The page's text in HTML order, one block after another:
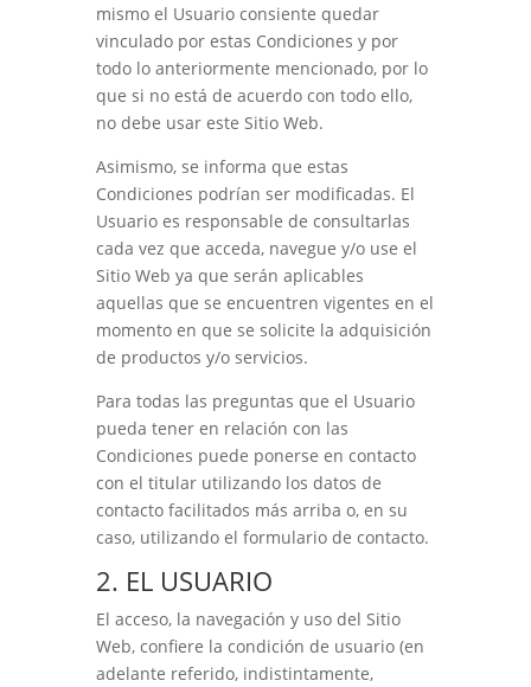
mismo el Usuario consiente quedar
vinculado por estas Condiciones y por
todo lo anteriormente mencionado, por lo
que si no está de acuerdo con todo ello,
no debe usar este Sitio Web.
Asimismo, se informa que estas
Condiciones podrían ser modificadas. El
Usuario es responsable de consultarlas
cada vez que acceda, navegue y/o use el
Sitio Web ya que serán aplicables
aquellas que se encuentren vigentes en el
momento en que se solicite la adquisición
de productos y/o servicios.
Para todas las preguntas que el Usuario
pueda tener en relación con las
Condiciones puede ponerse en contacto
con el titular utilizando los datos de
contacto facilitados más arriba o, en su
caso, utilizando el formulario de contacto.
2. EL USUARIO
El acceso, la navegación y uso del Sitio
Web, confiere la condición de usuario (en
adelante referido, indistintamente,